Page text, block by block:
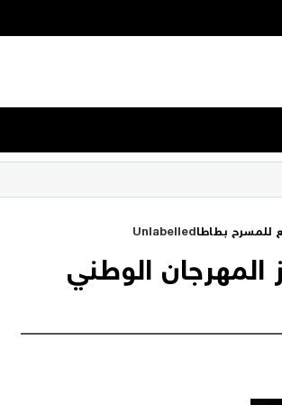
Unlabelledللمسرح بطاطا
الوطني